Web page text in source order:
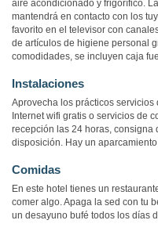
aire acondicionado y frigorífico.
mantendrá en contacto con los
favorito en el televisor con
de artículos de higiene personal
comodidades, se incluyen caja
Instalaciones
Aprovecha los prácticos
Internet wifi gratis o servicios de
recepción las 24 horas, consigna
disposición. Hay un
Comidas
En este hotel tienes un
comer algo. Apaga la sed con tu
un desayuno bufé todos los días